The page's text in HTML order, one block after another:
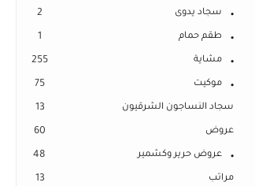
سجاد يدوى 2
طقم حمام 1
مشاية 255
موكيت 75
سجاد النساجون الشرقيون 13
عروض 60
عروض حرير وكشمير 48
مراتب 13